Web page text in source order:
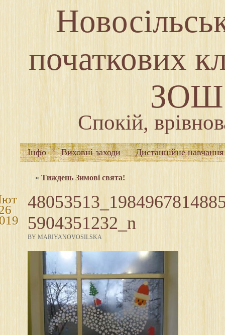
початкових
ЗОШ
Спокій,
Інфо Виховні заходи Дистанційне навчання
« Тиждень Зимові свята!
5904351232_n
BY MARIYANOVOSILSKA